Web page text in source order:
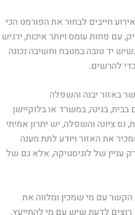
חייבים לבחור את הפורמט הכי
עם פחות עומס ויותר איכות, ירגיש
יד טובה במטבח וחשיבה נכונה
להרשים.
באזור יבנה והשפלה
בגינה, במשרד או בלוקיישן
נס ציונה והשפלה, יש יתרון אמיתי
את האזור ויודע לתת מענה
עניין של לוגיסטיקה, אלא גם של
הקשר עם מי שמכין ומלווה את